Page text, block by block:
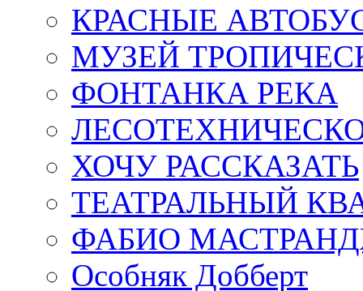
КРАСНЫЕ
МУЗЕЙ
ФОНТАНКА РЕКА
ХОЧУ РАССКАЗАТЬ
ТЕАТРАЛЬНЫЙ
ФАБИО
Особняк Добберт